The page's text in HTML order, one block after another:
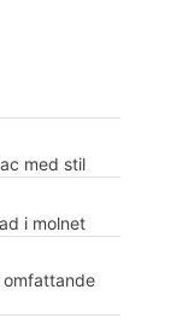
med stil
i molnet